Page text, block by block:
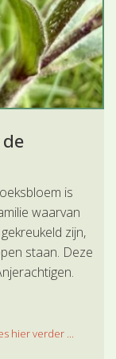
is
waarvan
zijn,
staan. Deze
hier verder ...